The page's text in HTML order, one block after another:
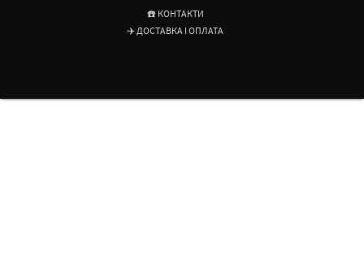
☎️ КОНТАКТИ
✈️ ДОСТАВКА І ОПЛАТА